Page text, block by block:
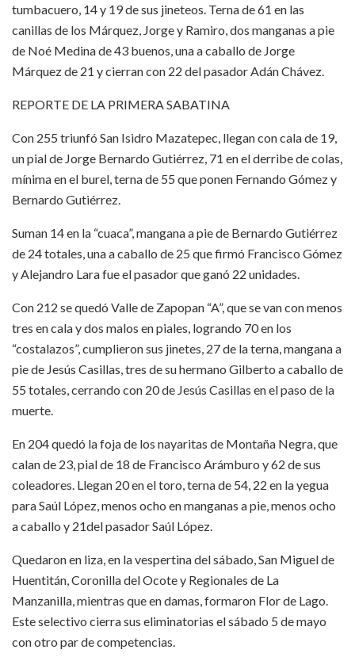
tumbacuero, 14 y 19 de sus jineteos. Terna de 61 en las
canillas de los Márquez, Jorge y Ramiro, dos manganas a pie
de Noé Medina de 43 buenos, una a caballo de Jorge
Márquez de 21 y cierran con 22 del pasador Adán Chávez.
REPORTE DE LA PRIMERA SABATINA
Con 255 triunfó San Isidro Mazatepec, llegan con cala de 19,
un pial de Jorge Bernardo Gutiérrez, 71 en el derribe de colas,
mínima en el burel, terna de 55 que ponen Fernando Gómez y
Bernardo Gutiérrez.
Suman 14 en la “cuaca”, mangana a pie de Bernardo Gutiérrez
de 24 totales, una a caballo de 25 que firmó Francisco Gómez
y Alejandro Lara fue el pasador que ganó 22 unidades.
Con 212 se quedó Valle de Zapopan “A”, que se van con menos
tres en cala y dos malos en piales, logrando 70 en los
“costalazos”, cumplieron sus jinetes, 27 de la terna, mangana a
pie de Jesús Casillas, tres de su hermano Gilberto a caballo de
55 totales, cerrando con 20 de Jesús Casillas en el paso de la
muerte.
En 204 quedó la foja de los nayaritas de Montaña Negra, que
calan de 23, pial de 18 de Francisco Arámburo y 62 de sus
coleadores. Llegan 20 en el toro, terna de 54, 22 en la yegua
para Saúl López, menos ocho en manganas a pie, menos ocho
a caballo y 21del pasador Saúl López.
Quedaron en liza, en la vespertina del sábado, San Miguel de
Huentitán, Coronilla del Ocote y Regionales de La
Manzanilla, mientras que en damas, formaron Flor de Lago.
Este selectivo cierra sus eliminatorias el sábado 5 de mayo
con otro par de competencias.